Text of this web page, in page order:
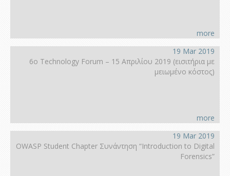
more
19 Mar 2019
6ο Technology Forum – 15 Απριλίου 2019 (εισιτήρια με
μειωμένο κόστος)
more
19 Mar 2019
OWASP Student Chapter Συνάντηση “Introduction to Digital
Forensics”